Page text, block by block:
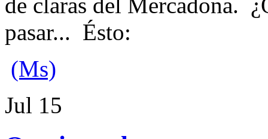
pasar... Ésto:
(Ms)
Jul 15